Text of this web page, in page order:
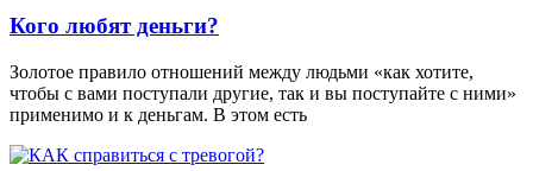
Кого любят деньги?
Золотое правило отношений между людьми «как хотите,
чтобы с вами поступали другие, так и вы поступайте с ними»
применимо и к деньгам. В этом есть